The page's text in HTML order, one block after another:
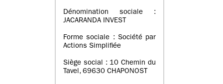
Dénomination sociale :
JACARANDA INVEST
Forme sociale : Société par
Actions Simplifiée
Siège social : 10 Chemin du
Tavel, 69630 CHAPONOST